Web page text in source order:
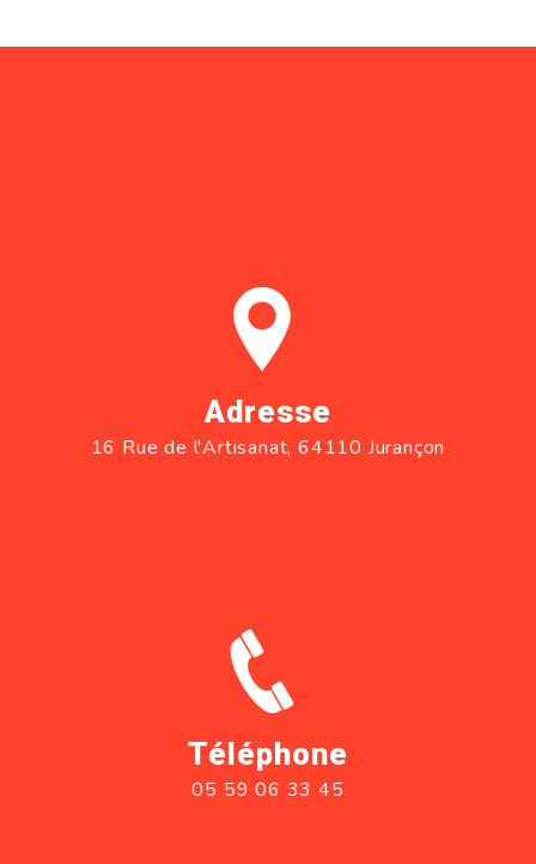
Adresse
16 Rue de l'Artisanat, 64110 Jurançon
Téléphone
05 59 06 33 45